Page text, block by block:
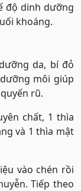
độ dinh dưỡng
khoáng.
da, bí đỏ
môi giúp
rũ.
chất, 1 thìa
và 1 thìa mật
vào chén rồi
Tiếp theo